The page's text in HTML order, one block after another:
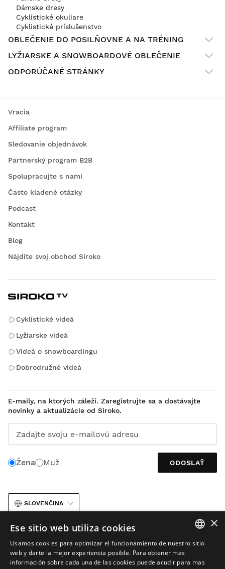
Dámske dresy
Cyklistické okuliare
Cyklistické príslušenstvo
OBLEČENIE DO POSILŇOVNE A NA TRÉNING
LYŽIARSKE A SNOWBOARDOVÉ OBLEČENIE
ODPORÚČANÉ STRÁNKY
Vracia
Affiliate program
Sledovanie objednávok
Partnerský program B2B
Spolupracujte s nami
Často kladené otázky
Podcast
Kontakt
Blog
Nájdite svoj obchod Siroko
Cyklistické videá
Lyžiarske videá
Videá o snowboardingu
Dobrodružné videá
E-maily, na ktorých záleží. Zaregistrujte sa a dostávajte
novinky a aktualizácie od Siroko.
Zadajte svoju e-mailovú adresu
Žena Muž ODOSLAŤ
SLOVENČINA
SPANISH
ENGLISH
×
Ese sitio web utiliza cookies
Usamos cookies para optimizar el funcionamiento de nuestro sitio
web y darte la mejor experiencia posible. Para obtener mas
información sobre cada una de las cookies puede acudir para mas